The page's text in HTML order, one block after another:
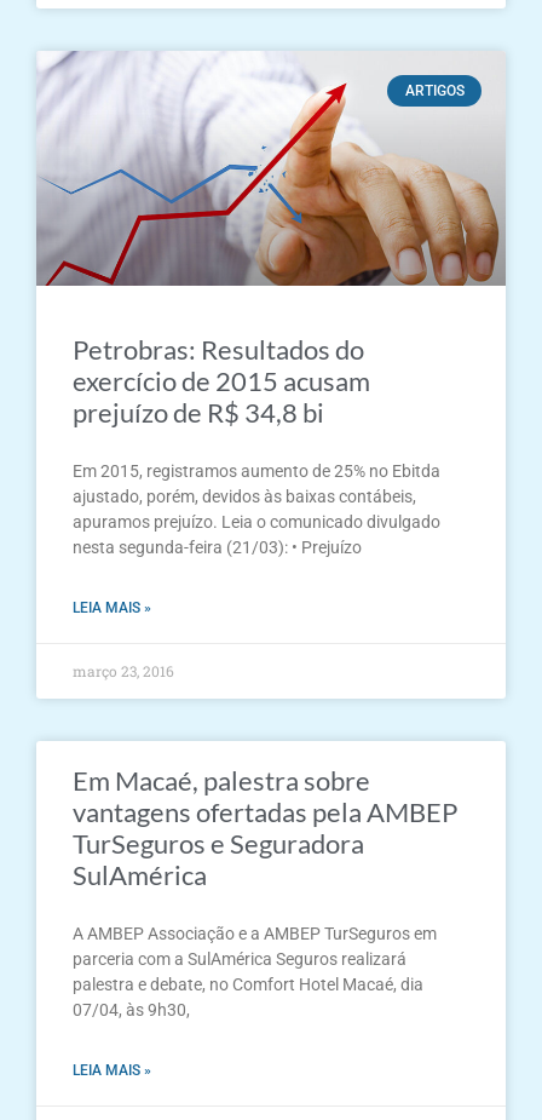
ARTIGOS
Petrobras: Resultados do
exercício de 2015 acusam
prejuízo de R$ 34,8 bi
Em 2015, registramos aumento de 25% no Ebitda
ajustado, porém, devidos às baixas contábeis,
apuramos prejuízo. Leia o comunicado divulgado
nesta segunda-feira (21/03): • Prejuízo
LEIA MAIS »
março 23, 2016
Em Macaé, palestra sobre
vantagens ofertadas pela AMBEP
TurSeguros e Seguradora
SulAmérica
A AMBEP Associação e a AMBEP TurSeguros em
parceria com a SulAmérica Seguros realizará
palestra e debate, no Comfort Hotel Macaé, dia
07/04, às 9h30,
LEIA MAIS »